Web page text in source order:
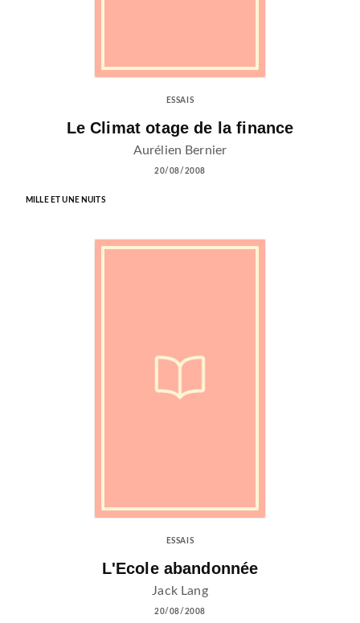
ESSAIS
Le Climat otage de la finance
Aurélien Bernier
20/08/2008
MILLE ET UNE NUITS
ESSAIS
L'Ecole abandonnée
Jack Lang
20/08/2008